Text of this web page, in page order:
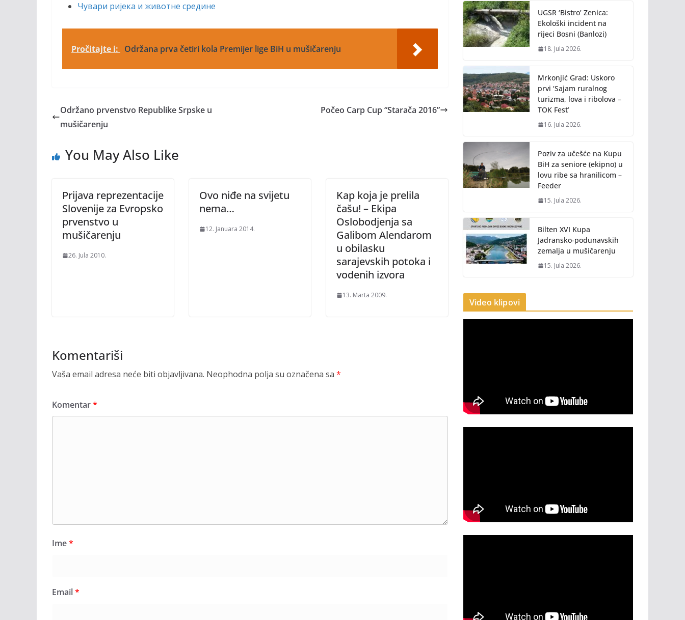
Чувари ријека и животне средине
Pročitajte i: Održana prva četiri kola Premijer lige BiH u mušičarenju
Održano prvenstvo Republike Srpske u
mušičarenju
Počeo Carp Cup “Starača 2016”
You May Also Like
Prijava reprezentacije
Slovenije za Evropsko
prvenstvo u
mušičarenju
26. Jula 2010.
Ovo niđe na svijetu
nema…
12. Januara 2014.
Kap koja je prelila
čašu! – Ekipa
Oslobodjenja sa
Galibom Alendarom
u obilasku
sarajevskih potoka i
vodenih izvora
13. Marta 2009.
Komentariši
Vaša email adresa neće biti objavljivana. Neophodna polja su označena sa *
Komentar*
Ime*
Email*
UGSR ‘Bistro’ Zenica:
Ekološki incident na
rijeci Bosni (Banlozi)
18. Jula 2026.
Mrkonjić Grad: Uskoro
prvi ‘Sajam ruralnog
turizma, lova i ribolova –
TOK Fest’
16. Jula 2026.
Poziv za učešće na Kupu
BiH za seniore (ekipno) u
lovu ribe sa hranilicom –
Feeder
15. Jula 2026.
Bilten XVI Kupa
Jadransko-podunavskih
zemalja u mušičarenju
15. Jula 2026.
Video klipovi